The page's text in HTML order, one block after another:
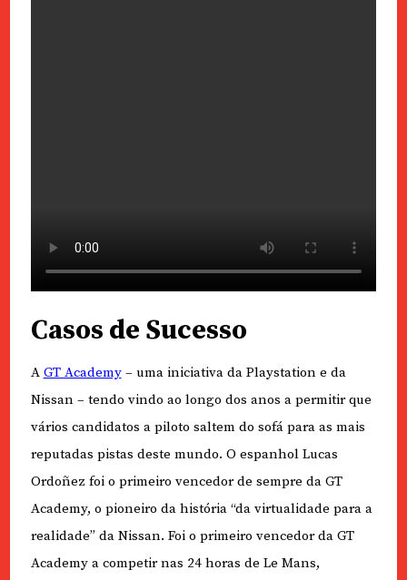
Casos de Sucesso
A GT Academy– uma iniciativa da Playstation e da
Nissan – tendo vindo ao longo dos anos a permitir que
vários candidatos a piloto saltem do sofá para as mais
reputadas pistas deste mundo. O espanhol Lucas
Ordoñez foi o primeiro vencedor de sempre da GT
Academy, o pioneiro da história “da virtualidade para a
realidade” da Nissan. Foi o primeiro vencedor da GT
Academy a competir nas 24 horas de Le Mans,